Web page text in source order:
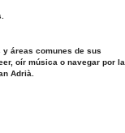
áreas comunes de sus
oír música o navegar por la
Adrià.